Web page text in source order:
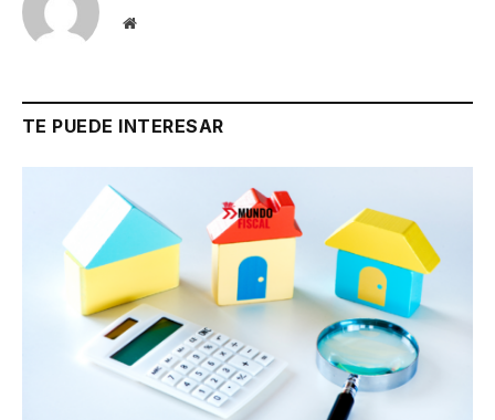
Website
TE PUEDE INTERESAR